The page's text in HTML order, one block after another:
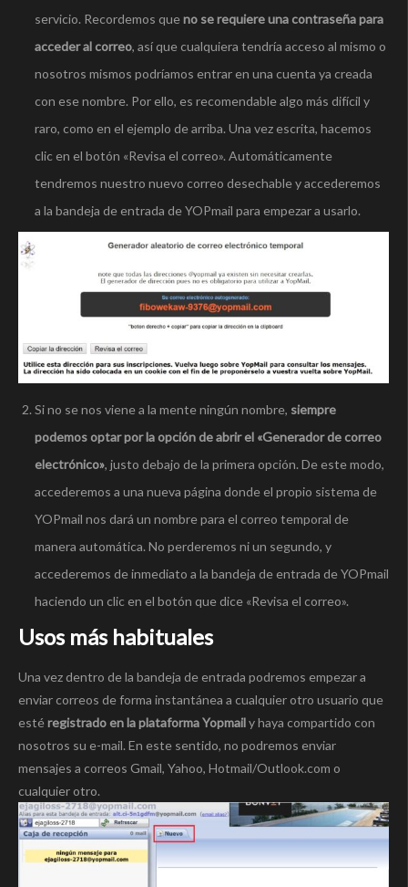
servicio. Recordemos queno se requiere una contraseña para
acceder al correo, así que cualquiera tendría acceso al mismo o
nosotros mismos podríamos entrar en una cuenta ya creada
con ese nombre. Por ello, es recomendable algo más difícil y
raro, como en el ejemplo de arriba. Una vez escrita, hacemos
clic en el botón «Revisa el correo». Automáticamente
tendremos nuestro nuevo correo desechable y accederemos
a la bandeja de entrada de YOPmail para empezar a usarlo.
Si no se nos viene a la mente ningún nombre, siempre
podemos optar por la opción de abrir el «Generador de correo
electrónico», justo debajo de la primera opción. De este modo,
accederemos a una nueva página donde el propio sistema de
YOPmail nos dará un nombre para el correo temporal de
manera automática. No perderemos ni un segundo, y
accederemos de inmediato a la bandeja de entrada de YOPmail
haciendo un clic en el botón que dice «Revisa el correo».
Usos más habituales
Una vez dentro de la bandeja de entrada podremos empezar a
enviar correos de forma instantánea a cualquier otro usuario que
estéregistrado en la plataforma Yopmaily haya compartido con
nosotros su e-mail. En este sentido, no podremos enviar
mensajes a correos Gmail, Yahoo, Hotmail/Outlook.com o
cualquier otro.